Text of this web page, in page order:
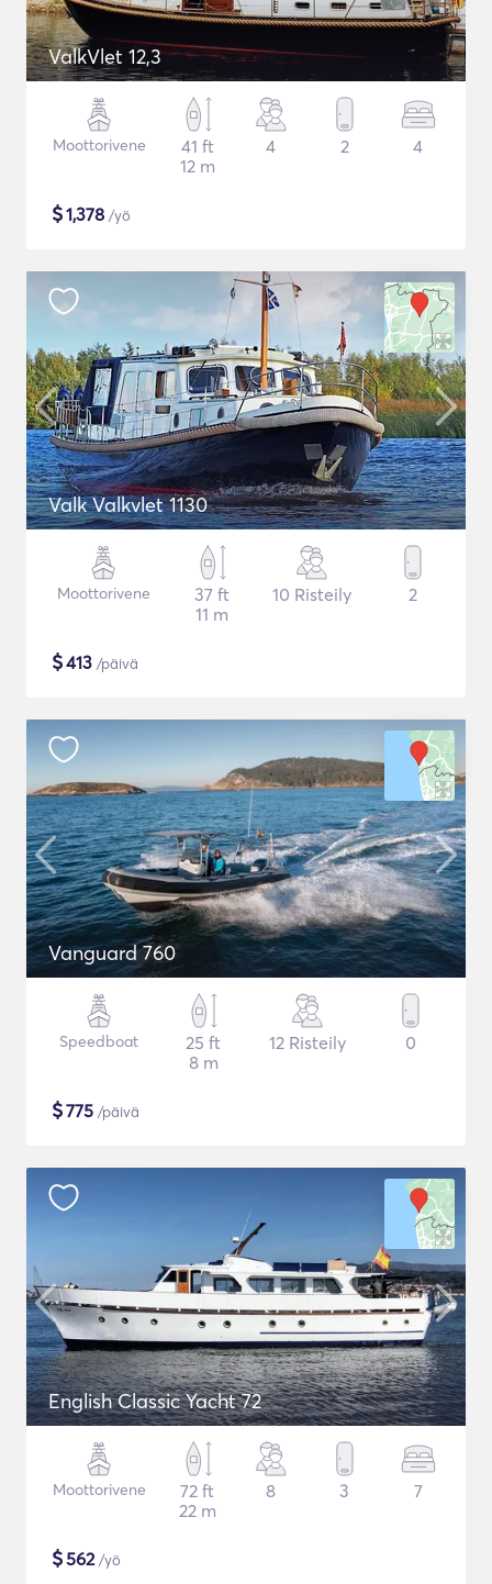
ValkVlet 12,3
Moottorivene
41 ft
12 m
4 2 4
$1,378 /yö
Valk Valkvlet 1130
Moottorivene
37 ft
11 m
10 Risteily 2
$413 /päivä
Vanguard 760
Speedboat
25 ft
8 m
12 Risteily 0
$775 /päivä
English Classic Yacht 72
Moottorivene
72 ft
22 m
8 3 7
$562/yö